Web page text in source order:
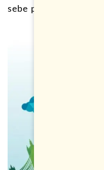
sebe prateći 8 koraka.